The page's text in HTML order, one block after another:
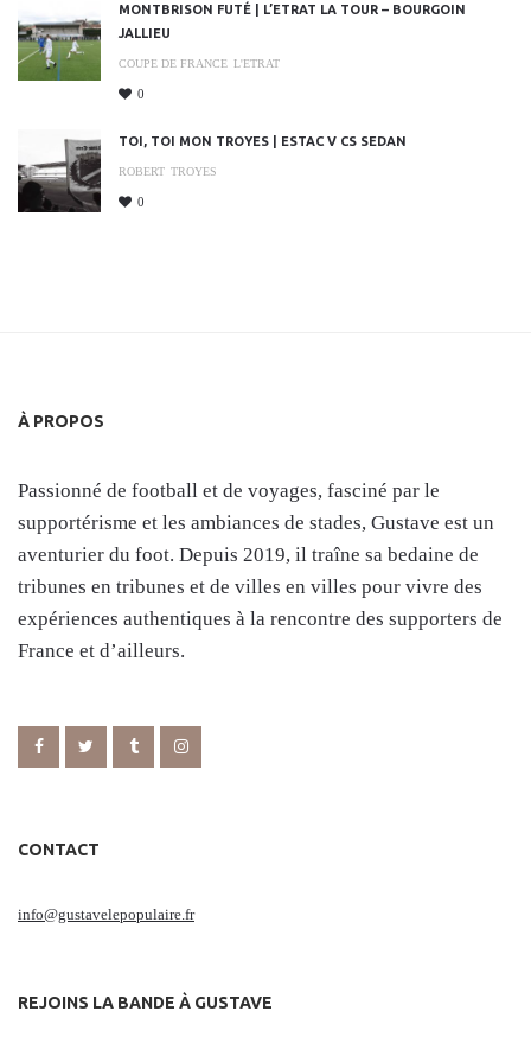
MONTBRISON FUTÉ | L’ETRAT LA TOUR – BOURGOIN
JALLIEU
COUPE DE FRANCE L'ETRAT
0
TOI, TOI MON TROYES | ESTAC V CS SEDAN
ROBERT TROYES
0
À PROPOS
Passionné de football et de voyages, fasciné par le
supportérisme et les ambiances de stades, Gustave est un
aventurier du foot. Depuis 2019, il traîne sa bedaine de
tribunes en tribunes et de villes en villes pour vivre des
expériences authentiques à la rencontre des supporters de
France et d’ailleurs.
CONTACT
info@gustavelepopulaire.fr
REJOINS LA BANDE À GUSTAVE